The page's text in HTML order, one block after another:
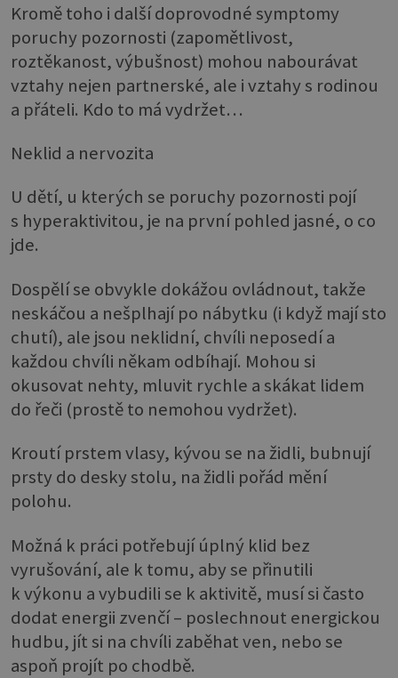
Kromě toho i další doprovodné symptomy
poruchy pozornosti (zapomětlivost,
roztěkanost, výbušnost) mohou nabourávat
vztahy nejen partnerské, ale i vztahy s rodinou
a přáteli. Kdo to má vydržet…
Neklid a nervozita
U dětí, u kterých se poruchy pozornosti pojí
s hyperaktivitou, je na první pohled jasné, o co
jde.
Dospělí se obvykle dokážou ovládnout, takže
neskáčou a nešplhají po nábytku (i když mají sto
chutí), ale jsou neklidní, chvíli neposedí a
každou chvíli někam odbíhají. Mohou si
okusovat nehty, mluvit rychle a skákat lidem
do řeči (prostě to nemohou vydržet).
Kroutí prstem vlasy, kývou se na židli, bubnují
prsty do desky stolu, na židli pořád mění
polohu.
Možná k práci potřebují úplný klid bez
vyrušování, ale k tomu, aby se přinutili
k výkonu a vybudili se k aktivitě, musí si často
dodat energii zvenčí – poslechnout energickou
hudbu, jít si na chvíli zaběhat ven, nebo se
aspoň projít po chodbě.